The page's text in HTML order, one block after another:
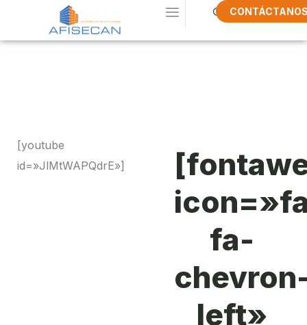
[youtube
id=»JlMtWAPQdrE»]
fa-
left»